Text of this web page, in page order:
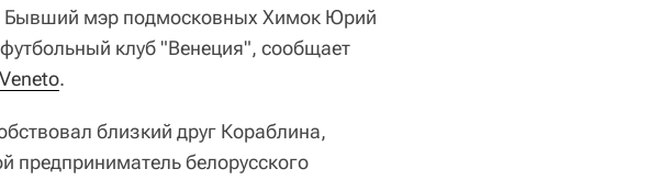
Бывший мэр подмосковных Химок Юрий
клуб "Венеция", сообщает
.
близкий друг Кораблина,
белорусского